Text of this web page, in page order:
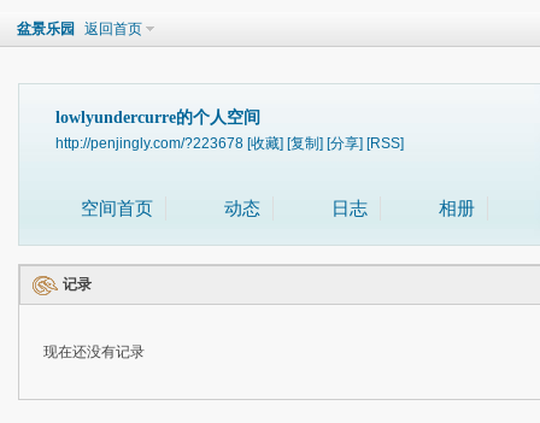
盆景乐园 返回首页
lowlyundercurre的个人空间
http://penjingly.com/?223678 [收藏] [复制] [分享] [RSS]
空间首页 动态 日志 相册
记录
现在还没有记录